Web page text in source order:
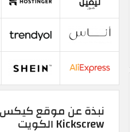
نبذة عن موقع
Kickscrew الكويت